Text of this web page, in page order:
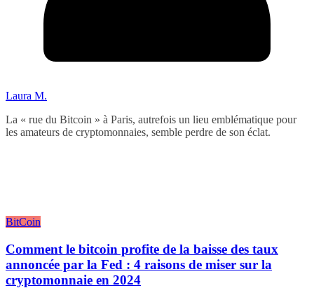
Laura M.
La « rue du Bitcoin » à Paris, autrefois un lieu emblématique pour
les amateurs de cryptomonnaies, semble perdre de son éclat.
BitCoin
Comment le bitcoin profite de la baisse des taux
annoncée par la Fed : 4 raisons de miser sur la
cryptomonnaie en 2024